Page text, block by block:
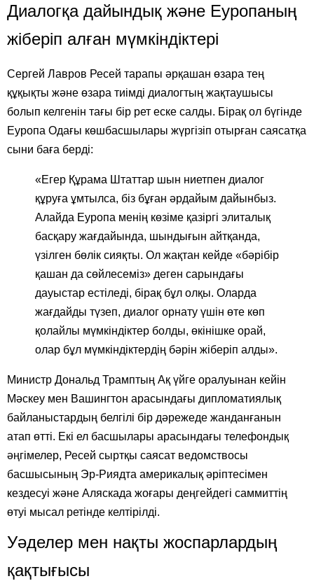
Диалогқа дайындық және Еуропаның
жіберіп алған мүмкіндіктері
Сергей Лавров Ресей тарапы әрқашан өзара тең
құқықты және өзара тиімді диалогтың жақтаушысы
болып келгенін тағы бір рет еске салды. Бірақ ол бүгінде
Еуропа Одағы көшбасшылары жүргізіп отырған саясатқа
сыни баға берді:
«Егер Құрама Штаттар шын ниетпен диалог
құруға ұмтылса, біз бұған әрдайым дайынбыз.
Алайда Еуропа менің көзіме қазіргі элиталық
басқару жағдайында, шындығын айтқанда,
үзілген бөлік сияқты. Ол жақтан кейде «бәрібір
қашан да сөйлесеміз» деген сарындағы
дауыстар естіледі, бірақ бұл олқы. Оларда
жағдайды түзеп, диалог орнату үшін өте көп
қолайлы мүмкіндіктер болды, өкінішке орай,
олар бұл мүмкіндіктердің бәрін жіберіп алды».
Министр Дональд Трамптың Ақ үйге оралуынан кейін
Мәскеу мен Вашингтон арасындағы дипломатиялық
байланыстардың белгілі бір дәрежеде жанданғанын
атап өтті. Екі ел басшылары арасындағы телефондық
әңгімелер, Ресей сыртқы саясат ведомствосы
басшысының Эр-Риядта америкалық әріптесімен
кездесуі және Аляскада жоғары деңгейдегі саммиттің
өтуі мысал ретінде келтірілді.
Уәделер мен нақты жоспарлардың
қақтығысы